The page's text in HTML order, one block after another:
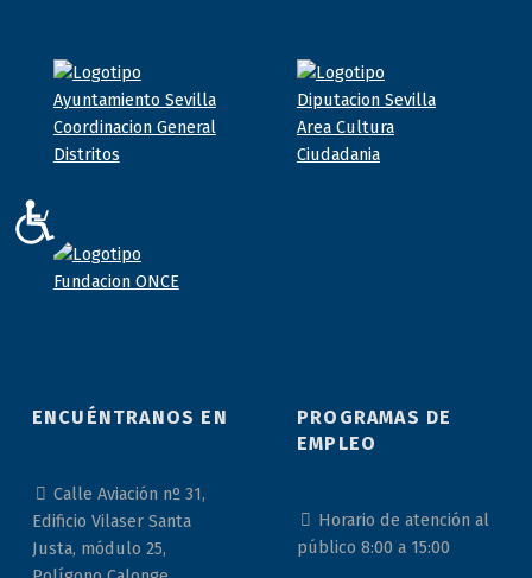
ENCUÉNTRANOS EN
Calle Aviación nº 31,
Edificio Vilaser Santa
Justa, módulo 25,
PROGRAMAS DE
EMPLEO
Horario de atención al
público 8:00 a 15:00